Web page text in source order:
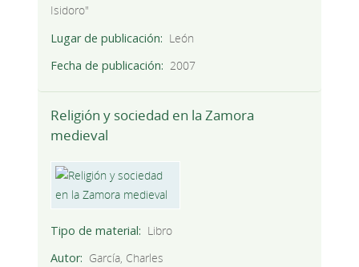
Isidoro"
Lugar de publicación
León
Fecha de publicación
2007
Religión y sociedad en la Zamora
medieval
Tipo de material
Libro
Autor
García, Charles